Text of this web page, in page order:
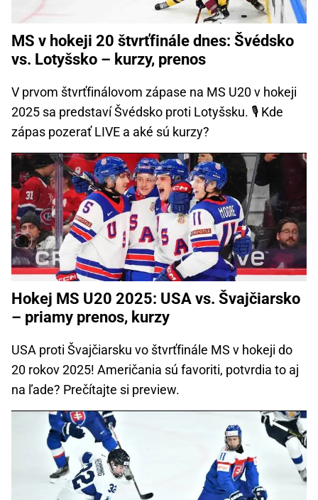
MS v hokeji 20 štvrťfinále dnes: Švédsko
vs. Lotyšsko – kurzy, prenos
V prvom štvrťfinálovom zápase na MS U20 v hokeji
2025 sa predstaví Švédsko proti Lotyšsku. 🎙️ Kde
zápas pozerať LIVE a aké sú kurzy?
Hokej MS U20 2025: USA vs. Švajčiarsko
– priamy prenos, kurzy
USA proti Švajčiarsku vo štvrťfinále MS v hokeji do
20 rokov 2025! Američania sú favoriti, potvrdia to aj
na ľade? Prečítajte si preview.